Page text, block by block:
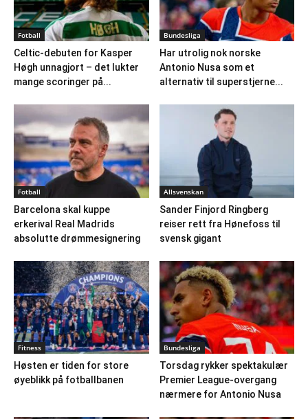
Fotball
Celtic-debuten for Kasper
Høgh unnagjort – det lukter
mange scoringer på...
Bundesliga
Har utrolig nok norske
Antonio Nusa som et
alternativ til superstjerne...
Fotball
Barcelona skal kuppe
erkerival Real Madrids
absolutte drømmesignering
Allsvenskan
Sander Finjord Ringberg
reiser rett fra Hønefoss til
svensk gigant
Fitness
Høsten er tiden for store
øyeblikk på fotballbanen
Bundesliga
Torsdag rykker spektakulær
Premier League-overgang
nærmere for Antonio Nusa